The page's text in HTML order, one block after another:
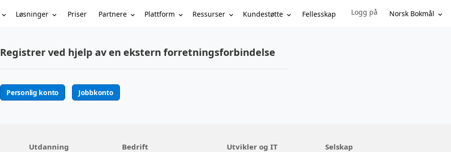
Løsninger Priser Partnere Plattform Ressurser Kundestøtte Fellesskap Sign in to your account
Logg på Norsk Bokmål
Registrer ved hjelp av en ekstern forretningsforbindelse
Personlig konto Jobbkonto
Utdanning Bedrift Utvikler og IT Selskap